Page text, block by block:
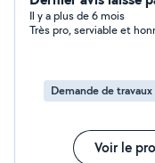
Il y a plus de 6 mois
Très pro, serviable et
Demande de
Voir le